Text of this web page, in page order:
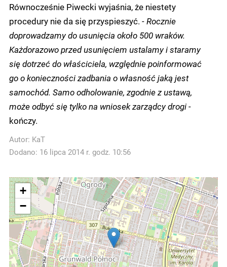
Równocześnie Piwecki wyjaśnia, że niestety
procedury nie da się przyspieszyć. - Rocznie
doprowadzamy do usunięcia około 500 wraków.
Każdorazowo przed usunięciem ustalamy i staramy
się dotrzeć do właściciela, względnie poinformować
go o konieczności zadbania o własność jaką jest
samochód. Samo odholowanie, zgodnie z ustawą,
może odbyć się tylko na wniosek zarządcy drogi -
kończy.
Autor: KaT
Dodano: 16 lipca 2014 r. godz. 10:56
+
−